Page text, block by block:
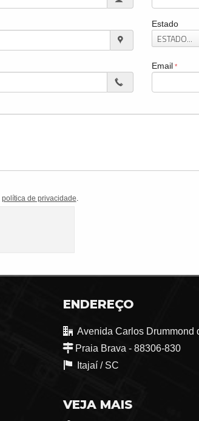
Estado
ESTADO...
Email
política de privacidade.
ENDEREÇO
Avenida Carlos Drummond
Praia Brava - 88306-830
Itajaí / SC
VEJA MAIS